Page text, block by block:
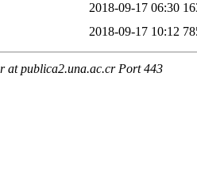
2018-09-17 06:30
2018-09-17 10:12
at publica2.una.ac.cr Port 443